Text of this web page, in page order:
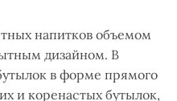
напитков объемом
дизайном. В
в форме прямого
и коренастых бутылок,